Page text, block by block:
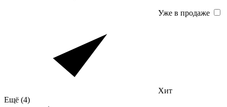
Уже в продаже
Хит
Ещё (4)